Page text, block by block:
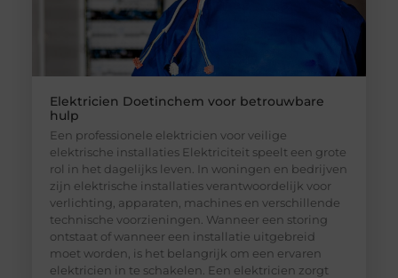
Elektricien Doetinchem voor betrouwbare
hulp
Een professionele elektricien voor veilige
elektrische installaties Elektriciteit speelt een grote
rol in het dagelijks leven. In woningen en bedrijven
zijn elektrische installaties verantwoordelijk voor
verlichting, apparaten, machines en verschillende
technische voorzieningen. Wanneer een storing
ontstaat of wanneer een installatie uitgebreid
moet worden, is het belangrijk om een ervaren
elektricien in te schakelen. Een elektricien zorgt